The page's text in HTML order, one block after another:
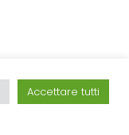
Accettare tutti